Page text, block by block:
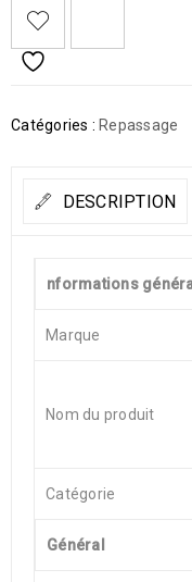
Catégories : Repassage
DESCRIPTION
nformations
Marque
Nom du produit
Catégorie
Général